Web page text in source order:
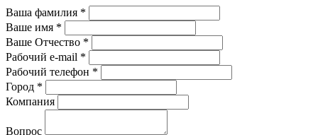
Ваша фамилия *
Ваше имя *
Ваше Отчество *
Рабочий e-mail *
Рабочий телефон *
Город *
Компания
Вопрос